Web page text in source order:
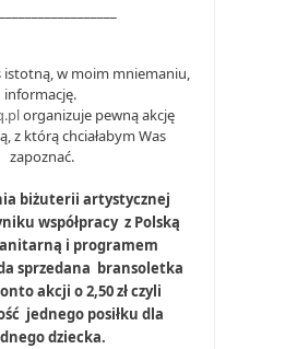
istotną, w moim mniemaniu,
informację.
organizuje pewną akcję
z którą chciałabym Was
zapoznać.
współpracy  z Polską
i programem
sprzedana  bransoletka
akcji o 2,50 zł czyli
jednego posiłku dla
dziecka.